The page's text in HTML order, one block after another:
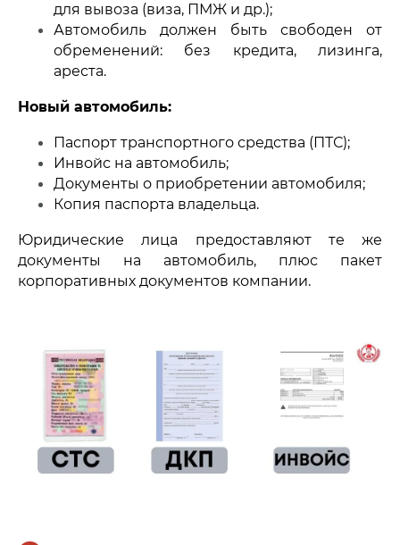
для вывоза (виза, ПМЖ и др.);
Автомобиль должен быть свободен от
обременений: без кредита, лизинга,
ареста.
Новый автомобиль:
Паспорт транспортного средства (ПТС);
Инвойс на автомобиль;
Документы о приобретении автомобиля;
Копия паспорта владельца.
Юридические лица предоставляют те же
документы на автомобиль, плюс пакет
корпоративных документов компании.